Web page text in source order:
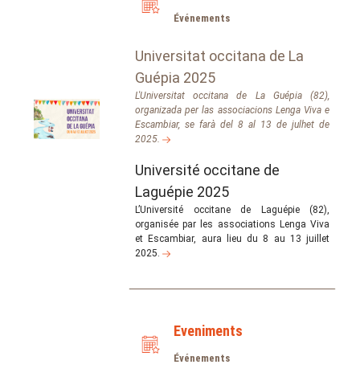
Événements
Universitat occitana de La
Guépia 2025
L'Universitat occitana de La Guépia (82),
organizada per las associacions Lenga Viva e
Escambiar, se farà del 8 al 13 de julhet de
2025.
Université occitane de
Laguépie 2025
L’Université occitane de Laguépie (82),
organisée par les associations Lenga Viva
et Escambiar, aura lieu du 8 au 13 juillet
2025.
Eveniments
Événements